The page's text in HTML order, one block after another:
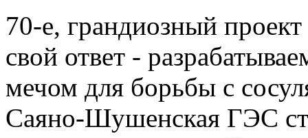
70-е, грандиозный
свой ответ -
мечом для борьбы с
Саяно-Шушенская ГЭС